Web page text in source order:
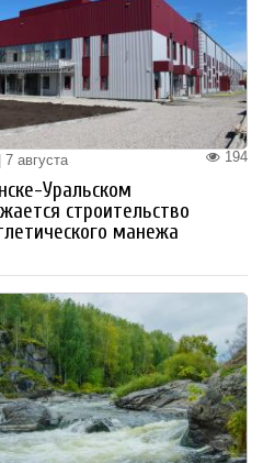
194
августа
Уральском
строительство
манежа